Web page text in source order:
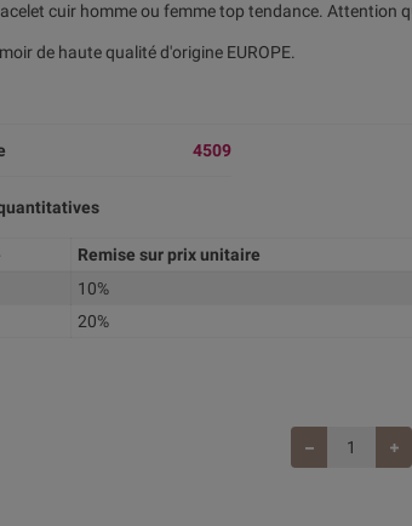
cuir homme ou femme top tendance. Attention
de haute qualité d'origine EUROPE.
4509
Remise sur prix unitaire
10%
20%